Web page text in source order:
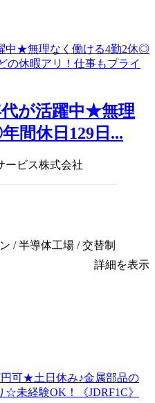
代が活躍中★無理
間休日129日...
ービス株式会社
/ 半導体工場 / 交替制
詳細を表示